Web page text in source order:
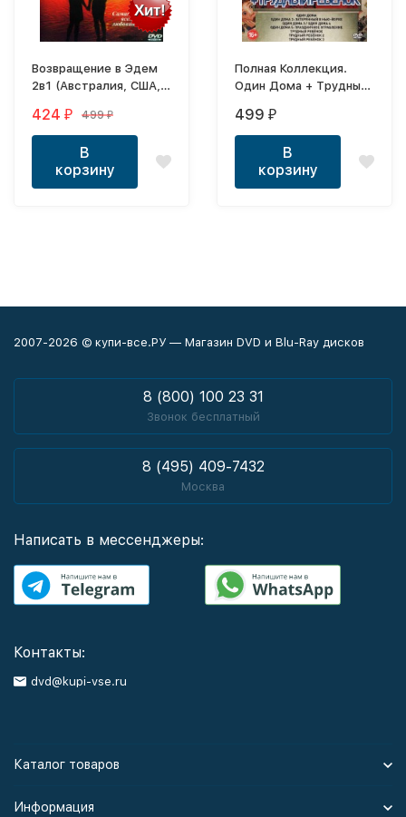
Хит!
Возвращение в Эдем
2в1 (Австралия, США,
424 ₽ 499₽
В
корзину
Полная Коллекция.
Один Дома + Трудный
499 ₽
В
корзину
2007-2026 © купи-все.РУ — Магазин DVD и Blu-Ray дисков
8 (800) 100 23 31
Звонок бесплатный
8 (495) 409-7432
Москва
Написать в мессенджеры:
Контакты:
dvd@kupi-vse.ru
Каталог товаров
Информация